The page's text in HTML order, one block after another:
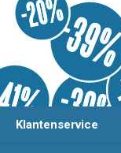
Klantenservice